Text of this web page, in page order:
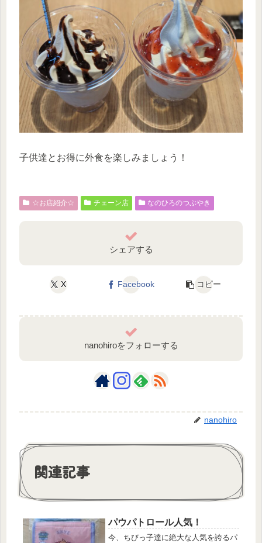
子供達とお得に外食を楽しみましょう！
☆お店紹介☆ チェーン店 なのひろのつぶやき
シェアする
X Facebook コピー
nanohiroをフォローする
nanohiro
関連記事
パウパトロール人気！
今、ちびっ子達に絶大な人気を誇るパ